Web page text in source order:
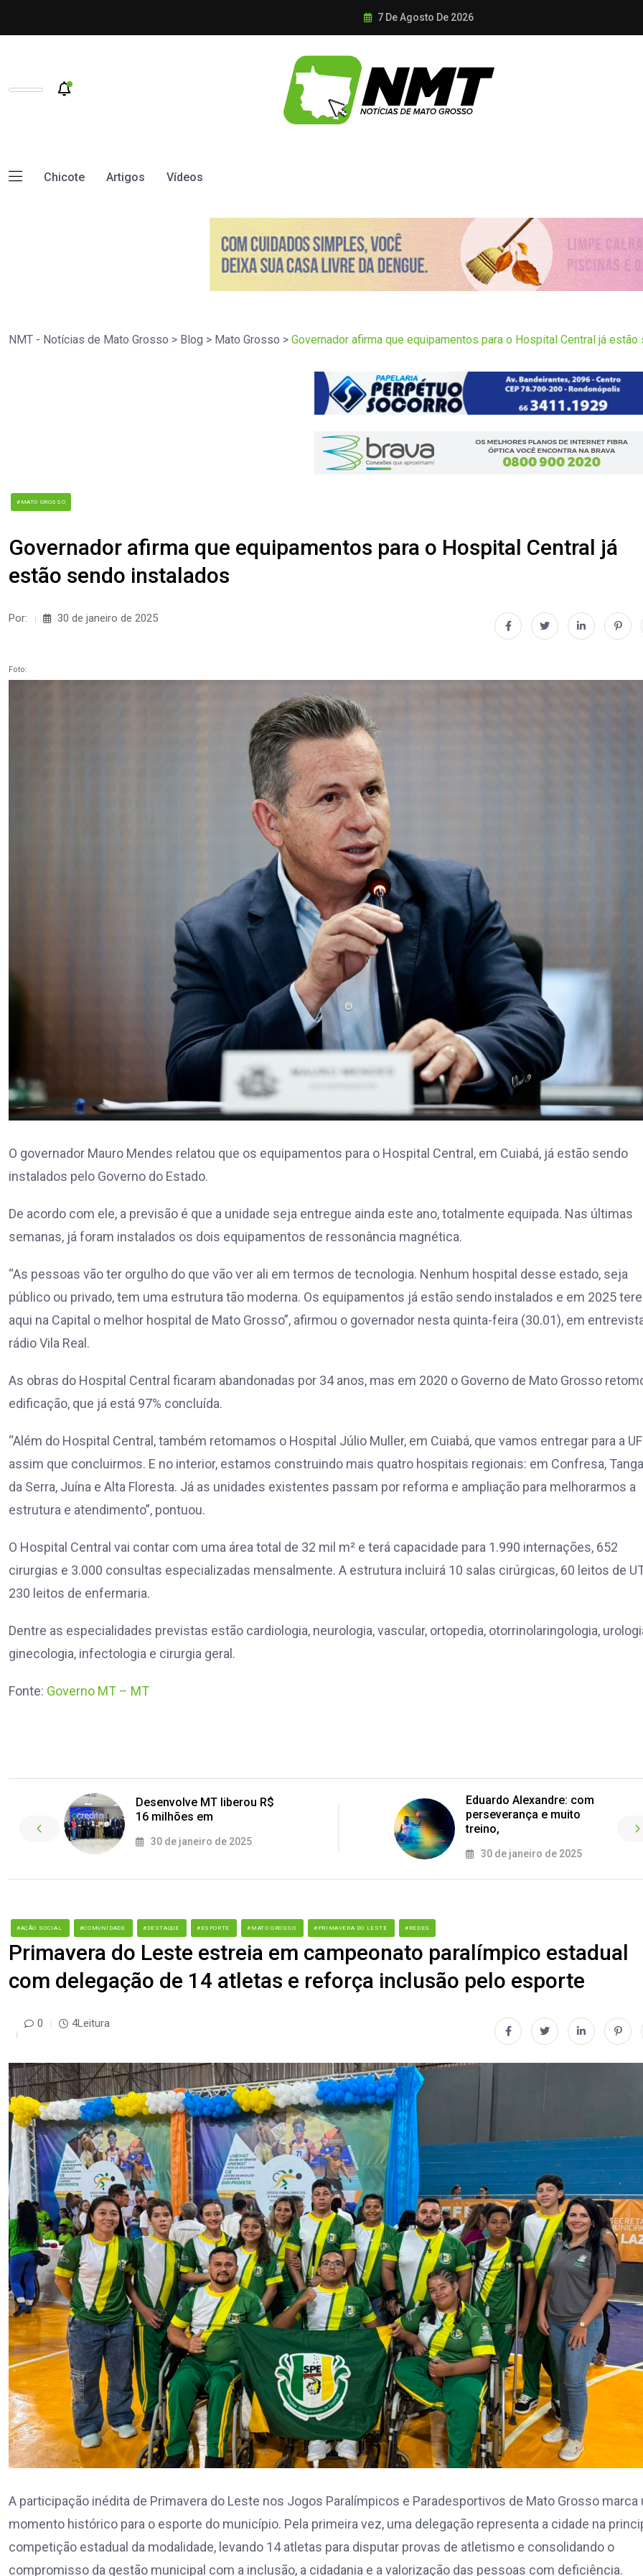
7 De Agosto De 2026
Chicote Artigos Vídeos
NMT - Notícias de Mato Grosso > Blog > Mato Grosso > Governador afirma que equipamentos para o Hospital Central já
#MATO GROSSO
Governador afirma que equipamentos para o Hospital Central já
estão sendo instalados
Por: 30 de janeiro de 2025
Foto:
O governador Mauro Mendes relatou que os equipamentos para o Hospital Central, em Cuiabá, já estão sendo
instalados pelo Governo do Estado.
De acordo com ele, a previsão é que a unidade seja entregue ainda este ano, totalmente equipada. Nas últimas
semanas, já foram instalados os dois equipamentos de ressonância magnética.
“As pessoas vão ter orgulho do que vão ver ali em termos de tecnologia. Nenhum hospital desse estado, seja
público ou privado, tem uma estrutura tão moderna. Os equipamentos já estão sendo instalados e em 2025
aqui na Capital o melhor hospital de Mato Grosso”, afirmou o governador nesta quinta-feira (30.01), em
rádio Vila Real.
As obras do Hospital Central ficaram abandonadas por 34 anos, mas em 2020 o Governo de Mato Grosso
edificação, que já está 97% concluída.
“Além do Hospital Central, também retomamos o Hospital Júlio Muller, em Cuiabá, que vamos entregar para a
assim que concluirmos. E no interior, estamos construindo mais quatro hospitais regionais: em Confresa,
da Serra, Juína e Alta Floresta. Já as unidades existentes passam por reforma e ampliação para melhorarmos a
estrutura e atendimento”, pontuou.
O Hospital Central vai contar com uma área total de 32 mil m² e terá capacidade para 1.990 internações, 652
cirurgias e 3.000 consultas especializadas mensalmente. A estrutura incluirá 10 salas cirúrgicas, 60 leitos de
230 leitos de enfermaria.
Dentre as especialidades previstas estão cardiologia, neurologia, vascular, ortopedia, otorrinolaringologia,
ginecologia, infectologia e cirurgia geral.
Fonte: Governo MT – MT
Desenvolve MT liberou R$
16 milhões em
30 de janeiro de 2025
Eduardo Alexandre: com
perseverança e muito
treino,
30 de janeiro de 2025
#AÇÃO SOCIAL #COMUNIDADE #DESTAQUE #ESPORTE #MATO GROSSO #PRIMAVERA DO LESTE #REDES
Primavera do Leste estreia em campeonato paralímpico estadual
com delegação de 14 atletas e reforça inclusão pelo esporte
0 4Leitura
A participação inédita de Primavera do Leste nos Jogos Paralímpicos e Paradesportivos de Mato Grosso marca
momento histórico para o esporte do município. Pela primeira vez, uma delegação representa a cidade na
competição estadual da modalidade, levando 14 atletas para disputar provas de atletismo e consolidando o
compromisso da gestão municipal com a inclusão, a cidadania e a valorização das pessoas com deficiência.